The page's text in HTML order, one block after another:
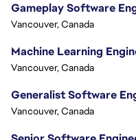
Gameplay Software
Vancouver, Canada
Machine Learning
Vancouver, Canada
Generalist Software
Vancouver, Canada